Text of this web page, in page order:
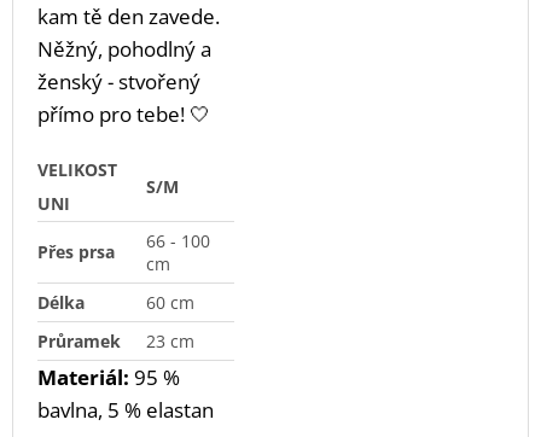
kam tě den zavede.
Něžný, pohodlný a
ženský - stvořený
přímo pro tebe! 🤍
VELIKOST
UNI
S/M
Přes prsa
66 - 100
cm
Délka
60 cm
Průramek
23 cm
Materiál: 95 %
bavlna, 5 % elastan